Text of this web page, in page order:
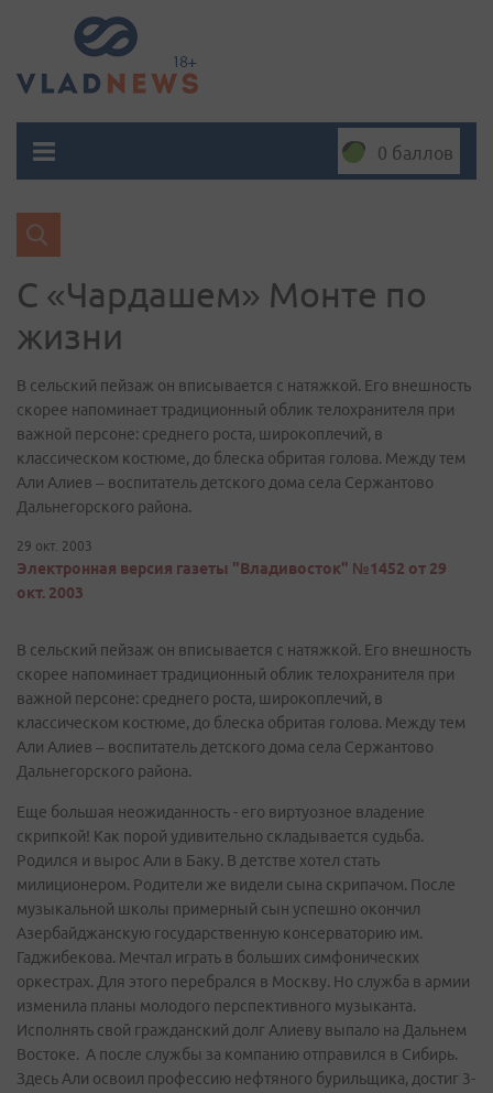
0 баллов
С «Чардашем» Монте по
жизни
В сельский пейзаж он вписывается с натяжкой. Его внешность
скорее напоминает традиционный облик телохранителя при
важной персоне: среднего роста, широкоплечий, в
классическом костюме, до блеска обритая голова. Между тем
Али Алиев – воспитатель детского дома села Сержантово
Дальнегорского района.
29 окт. 2003
Электронная версия газеты "Владивосток" №1452 от 29
окт. 2003
В сельский пейзаж он вписывается с натяжкой. Его внешность
скорее напоминает традиционный облик телохранителя при
важной персоне: среднего роста, широкоплечий, в
классическом костюме, до блеска обритая голова. Между тем
Али Алиев – воспитатель детского дома села Сержантово
Дальнегорского района.
Еще большая неожиданность - его виртуозное владение
скрипкой! Как порой удивительно складывается судьба.
Родился и вырос Али в Баку. В детстве хотел стать
милиционером. Родители же видели сына скрипачом. После
музыкальной школы примерный сын успешно окончил
Азербайджанскую государственную консерваторию им.
Гаджибекова. Мечтал играть в больших симфонических
оркестрах. Для этого перебрался в Москву. Но служба в армии
изменила планы молодого перспективного музыканта.
Исполнять свой гражданский долг Алиеву выпало на Дальнем
Востоке. А после службы за компанию отправился в Сибирь.
Здесь Али освоил профессию нефтяного бурильщика, достиг 3-